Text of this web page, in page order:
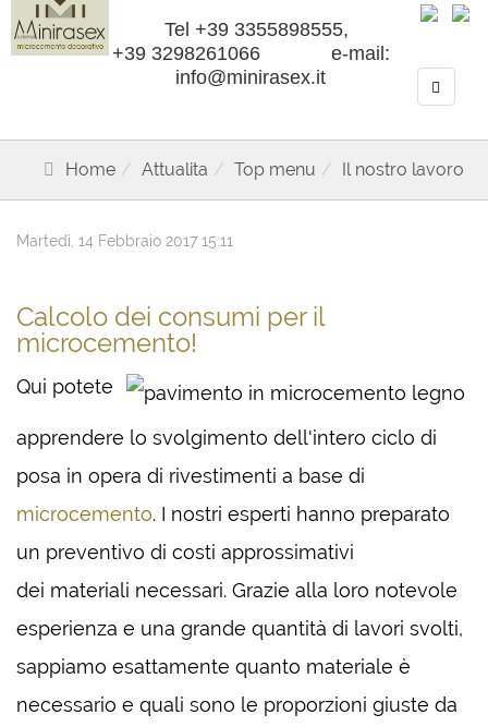
Tel +39 3355898555,
+39 3298261066 e-mail:
info@minirasex.it
Home Attualita Top menu Il nostro lavoro
Martedì, 14 Febbraio 2017 15:11
Calcolo dei consumi per il
microcemento!
Qui potete
apprendere lo svolgimento dell'intero ciclo di
posa in opera di rivestimenti a base di
microcemento. I nostri esperti hanno preparato
un preventivo di costi approssimativi
dei materiali necessari. Grazie alla loro notevole
esperienza e una grande quantità di lavori svolti,
sappiamo esattamente quanto materiale è
necessario e quali sono le proporzioni giuste da